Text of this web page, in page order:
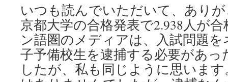
いつも読んでいただいて、あり
京都大学の合格発表で2.938人が
ン語圏のメディアは、入試問題
子予備校生を逮捕する必要があ
したが、私も同じように思いま